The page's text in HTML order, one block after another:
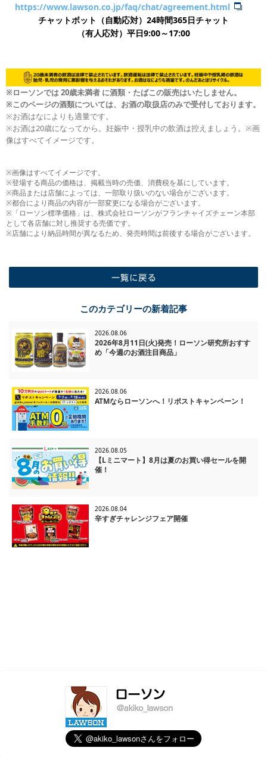
https://www.lawson.co.jp/faq/chat/agreement.html
チャットボット（自動応対）24時間365日チャット
​（有人応対）平日9:00～17:00
※ローソンでは 20歳未満者 に酒類・たばこの販売はいたしません。
※このページの酒類については、お酒の取扱店のみで受付しております。
※お酒はなによりも適量です。
※お酒は20歳になってから。妊娠中・授乳中の飲酒は控えましょう。※画
像はすべてイメージです。
※画像はすべてイメージです。
※登場する商品の価格は、掲載当時の売価、消費税を基にしています。
※商品または店舗によっては、一部取り扱いのない場合がございます。
※都合により商品の内容が一部変更になる場合がございます。
※「ローソン標準価格」は、株式会社ローソンがフランチャイズチェーン本部
として各店舗に対し推奨する売価です。
※店舗により納品時間が異なるため、発売時間は前後する場合がございます。
このカテゴリーの新着記事
2026.08.06
2026年8月11日(火)発売！ローソン研究所おすす
め「今週のお酒注目商品」
2026.08.06
ATMならローソンへ！リポストキャンペーン！
2026.08.05
【Lミニマート】8月は夏のお買い得セールを開
催！
2026.08.04
辛すぎチャレンジフェア開催